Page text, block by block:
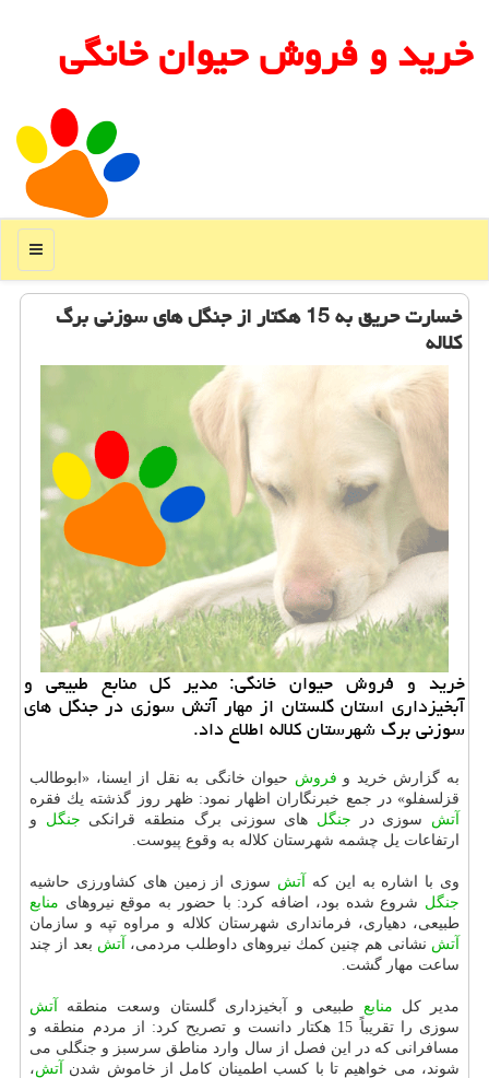
خرید و فروش حیوان خانگی
منو
خسارت حریق به 15 هكتار از جنگل های سوزنی برگ
كلاله
خرید و فروش حیوان خانگی: مدیر كل منابع طبیعی و
آبخیزداری استان گلستان از مهار آتش سوزی در جنگل های
سوزنی برگ شهرستان كلاله اطلاع داد.
به گزارش خرید و فروش حیوان خانگی به نقل از ایسنا، «ابوطالب
قزلسفلو» در جمع خبرنگاران اظهار نمود: ظهر روز گذشته یك فقره
آتش سوزی در جنگل های سوزنی برگ منطقه قرانكی جنگل و
ارتفاعات یل چشمه شهرستان كلاله به وقوع پیوست.
وی با اشاره به این كه آتش سوزی از زمین های كشاورزی حاشیه
جنگل شروع شده بود، اضافه كرد: با حضور به موقع نیروهای منابع
طبیعی، دهیاری، فرمانداری شهرستان كلاله و مراوه تپه و سازمان
آتش نشانی هم چنین كمك نیروهای داوطلب مردمی، آتش بعد از چند
ساعت مهار گشت.
مدیر كل منابع طبیعی و آبخیزداری گلستان وسعت منطقه آتش
سوزی را تقریباً 15 هكتار دانست و تصریح كرد: از مردم منطقه و
مسافرانی كه در این فصل از سال وارد مناطق سرسبز و جنگلی می
شوند، می خواهیم تا با كسب اطمینان كامل از خاموش شدن آتش،